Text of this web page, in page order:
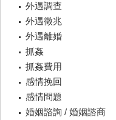
外遇調查
外遇徵兆
外遇離婚
抓姦
抓姦費用
感情挽回
感情問題
婚姻諮詢 / 婚姻諮商